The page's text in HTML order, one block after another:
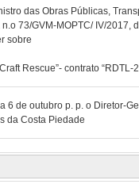
das Obras Públicas,
73/GVM-MOPTC/ IV/2017,
sobre
Rescue”- contrato “RDTL-
6 de outubro p. p. o Diretor-
da Costa Piedade